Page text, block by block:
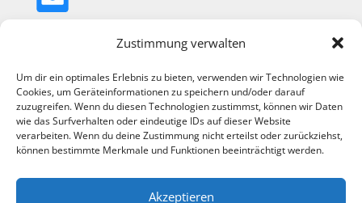
Zustimmung verwalten
Um dir ein optimales Erlebnis zu bieten, verwenden wir Technologien wie
Cookies, um Geräteinformationen zu speichern und/oder darauf
zuzugreifen. Wenn du diesen Technologien zustimmst, können wir Daten
wie das Surfverhalten oder eindeutige IDs auf dieser Website
verarbeiten. Wenn du deine Zustimmung nicht erteilst oder zurückziehst,
können bestimmte Merkmale und Funktionen beeinträchtigt werden.
Akzeptieren
Khekgasse 35, 1230 Wien, Österreich